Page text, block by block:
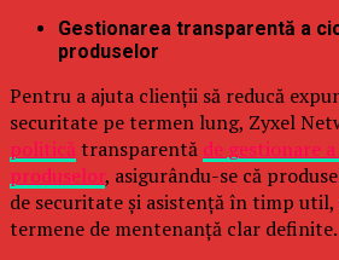
Gestionarea transparentă a
produselor
Pentru a ajuta clienții să reducă
securitate pe termen lung, Zyxel
politică transparentă de gestionare
produselor, asigurându-se că
de securitate și asistență în timp util,
termene de mentenanță clar definite.